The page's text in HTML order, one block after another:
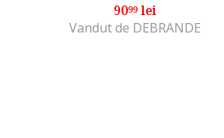
9099lei
Vandut de DEBRANDE